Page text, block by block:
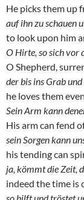
He picks them up
auf ihn zu schauen
to look upon him
O Hirte, so sich vor
O Shepherd,
der bis ins Grab
he loves them
Sein Arm kann
His arm can fend
sein Sorgen kann
his tending can
ja, kömmt die Zeit,
indeed the time is
so hilft und tröstet